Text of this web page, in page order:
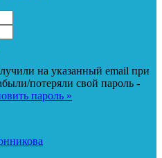
на указанный email при
потеряли свой пароль -
пароль »